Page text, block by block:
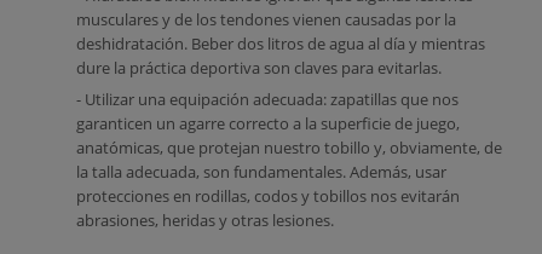
musculares y de los tendones vienen causadas por la
deshidratación. Beber dos litros de agua al día y mientras
dure la práctica deportiva son claves para evitarlas.
- Utilizar una equipación adecuada: zapatillas que nos
garanticen un agarre correcto a la superficie de juego,
anatómicas, que protejan nuestro tobillo y, obviamente, de
la talla adecuada, son fundamentales. Además, usar
protecciones en rodillas, codos y tobillos nos evitarán
abrasiones, heridas y otras lesiones.